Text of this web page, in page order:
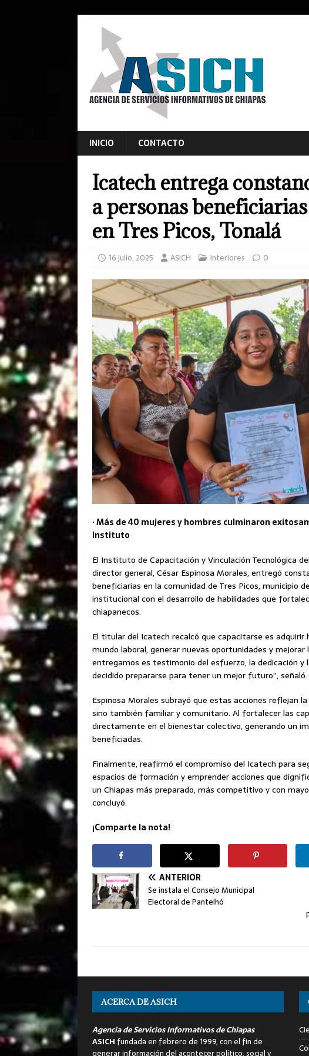
INICIO CONTACTO
Icatech entrega
a personas
en Tres Picos, Tonalá
16 julio, 2025 ASICH Interiores 0
· Más de 40 mujeres y hombres culminaron
Instituto
El Instituto de Capacitación y Vinculación Tecnológica
director general, César Espinosa Morales, entregó
beneficiarias en la comunidad de Tres Picos, municipio
institucional con el desarrollo de habilidades que
chiapanecos.
El titular del Icatech recalcó que capacitarse es
mundo laboral, generar nuevas oportunidades y mejorar
entregamos es testimonio del esfuerzo, la dedicación y
decidido prepararse para tener un mejor futuro”, señaló.
Espinosa Morales subrayó que estas acciones reflejan
sino también familiar y comunitario. Al fortalecer las
directamente en el bienestar colectivo, generando un
beneficiadas.
Finalmente, reafirmó el compromiso del Icatech para
espacios de formación y emprender acciones que
un Chiapas más preparado, más competitivo y con
concluyó.
¡Comparte la nota!
ANTERIOR
Se instala el Consejo Municipal
Electoral de Pantelhó
ACERCA DE ASICH
Agencia de Servicios Informativos de Chiapas
ASICH fundada en febrero de 1999, con el fin de
generar información del acontecer político, social y